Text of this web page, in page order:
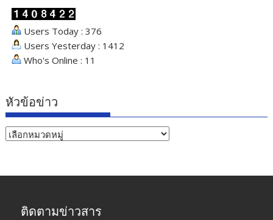
Users Today : 376
Users Yesterday : 1412
Who's Online : 11
หัวข้อข่าว
หัวข้อ
ติดตามข่าวสาร